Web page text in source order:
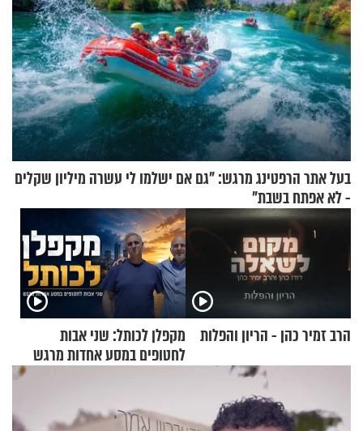
בעל אתר הרפטינג מרגש: "גם אם ישלמו לי עשרה מיליון שקלים
- לא אפתח בשבת"
הרב זמיר כהן - הריון והפלות
מקפלן לכותל: שני אבות
לחטופים במסע אחדות מרגש